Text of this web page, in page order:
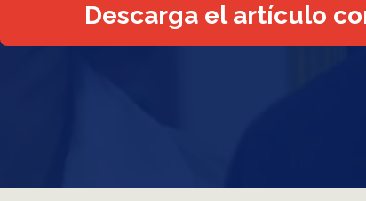
Descarga el artículo